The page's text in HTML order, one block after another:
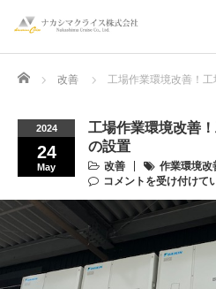
Home 改善 工場作業環境改善！
2024
24
May
工場作業環境改善
の設置
改善 作業環境改
コメントを受け付けて